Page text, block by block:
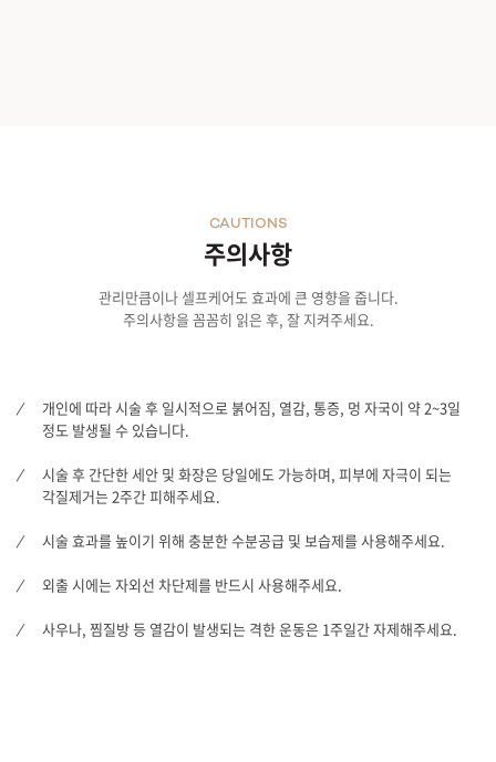
주의사항
CAUTIONS
관리만큼이나 셀프케어도 효과에 큰 영향을 줍니다.
주의사항을 꼼꼼히 읽은 후, 잘 지켜주세요.
개인에 따라 시술 후 일시적으로 붉어짐, 열감, 통증, 멍 자국이 약 2~3일
정도 발생될 수 있습니다.
시술 후 간단한 세안 및 화장은 당일에도 가능하며, 피부에 자극이 되는
각질제거는 2주간 피해주세요.
시술 효과를 높이기 위해 충분한 수분공급 및 보습제를 사용해주세요.
외출 시에는 자외선 차단제를 반드시 사용해주세요.
사우나, 찜질방 등 열감이 발생되는 격한 운동은 1주일간 자제해주세요.